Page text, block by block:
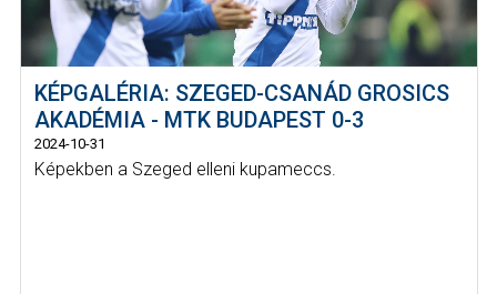
KÉPGALÉRIA: SZEGED-CSANÁD GROSICS
AKADÉMIA - MTK BUDAPEST 0-3
2024-10-31
Képekben a Szeged elleni kupameccs.